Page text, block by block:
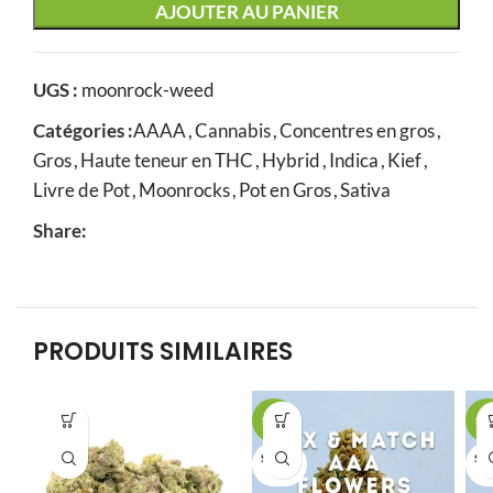
AJOUTER AU PANIER
UGS : moonrock-weed
Catégories :AAAA,Cannabis,Concentres en gros,
Gros,Haute teneur en THC,Hybrid,Indica,Kief,
Livre de Pot,Moonrocks,Pot en Gros,Sativa
Share:
PRODUITS SIMILAIRES
SALE
SOLD O